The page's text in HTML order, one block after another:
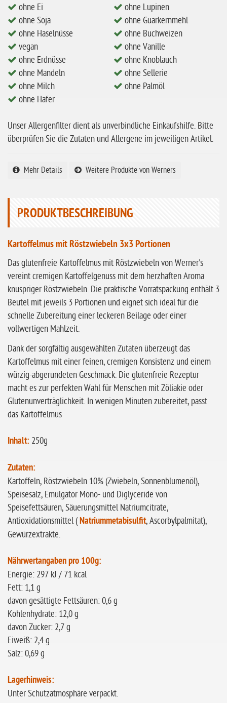
eiweißarm / PKU
ohne Mandeln
ohne Milch
ohne Hafer
ohne Zuckerzusatz
ohne Reis
ohne Senf
ohne Lupinen
ohne Buchweizen
ohne Knoblauch
ohne Sellerie
glutenfrei
ohne
Sonnenblumen
ohne Palmöl
ohne Ei
ohne Soja
ohne Haselnüsse
vegan
ohne Erdnüsse
ohne Mandeln
ohne Milch
ohne Hafer
ohne Lupinen
ohne Guarkernmehl
ohne Buchweizen
ohne Vanille
ohne Knoblauch
ohne Sellerie
ohne Palmöl
Unser Allergenfilter dient als unverbindliche Einkaufshilfe. Bitte
überprüfen Sie die Zutaten und Allergene im jeweiligen Artikel.
Mehr Details Weitere Produkte von Werners
PRODUKTBESCHREIBUNG
Kartoffelmus mit Röstzwiebeln 3x3 Portionen
Das glutenfreie Kartoffelmus mit Röstzwiebeln von Werner's
vereint cremigen Kartoffelgenuss mit dem herzhaften Aroma
knuspriger Röstzwiebeln. Die praktische Vorratspackung enthält 3
Beutel mit jeweils 3 Portionen und eignet sich ideal für die
schnelle Zubereitung einer leckeren Beilage oder einer
vollwertigen Mahlzeit.
Dank der sorgfältig ausgewählten Zutaten überzeugt das
Kartoffelmus mit einer feinen, cremigen Konsistenz und einem
würzig-abgerundeten Geschmack. Die glutenfreie Rezeptur
macht es zur perfekten Wahl für Menschen mit Zöliakie oder
Glutenunverträglichkeit. In wenigen Minuten zubereitet, passt
das Kartoffelmus
Inhalt: 250g
Zutaten:
Kartoffeln, Röstzwiebeln 10% (Zwiebeln, Sonnenblumenöl),
Speisesalz, Emulgator Mono- und Diglyceride von
Speisefettsäuren, Säuerungsmittel Natriumcitrate,
Antioxidationsmittel (Natriummetabisulfit, Ascorbylpalmitat),
Gewürzextrakte.
Nährwertangaben pro 100g:
Energie: 297 kJ / 71 kcal
Fett: 1,1 g
davon gesättigte Fettsäuren: 0,6 g
Kohlenhydrate: 12,0 g
davon Zucker: 2,7 g
Eiweiß: 2,4 g
Salz: 0,69 g
Lagerhinweis:
Unter Schutzatmosphäre verpackt.